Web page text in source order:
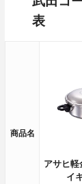
表
商品名
アサヒ
イ